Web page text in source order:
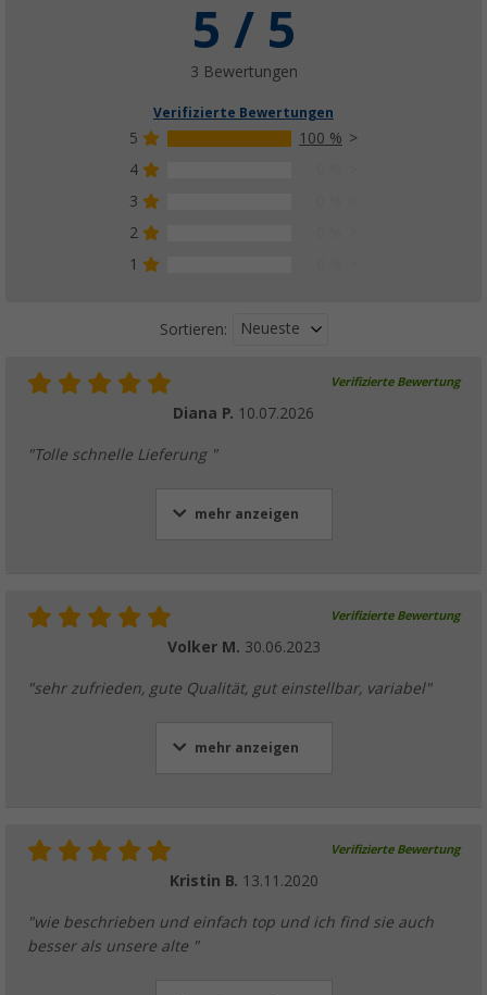
5 / 5
3 Bewertungen
Verifizierte Bewertungen
5
100 %
4
3
2
1
Sortieren: Neueste
Verifizierte Bewertung
Diana P. 10.07.2026
"Tolle schnelle Lieferung "
mehr anzeigen
Verifizierte Bewertung
Volker M. 30.06.2023
"sehr zufrieden, gute Qualität, gut einstellbar, variabel"
mehr anzeigen
Verifizierte Bewertung
Kristin B. 13.11.2020
"wie beschrieben und einfach top und ich find sie auch
besser als unsere alte "